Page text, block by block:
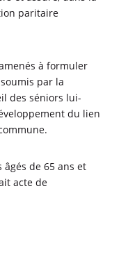
paritaire
à formuler
par la
des séniors lui-
du lien
âgés de 65 ans et
acte de